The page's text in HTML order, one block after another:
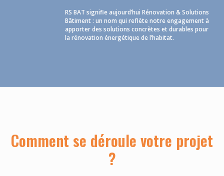
RS BAT signifie aujourd’hui Rénovation & Solutions
Bâtiment : un nom qui reflète notre engagement à
apporter des solutions concrètes et durables pour
la rénovation énergétique de l’habitat.
Comment se déroule votre projet
?